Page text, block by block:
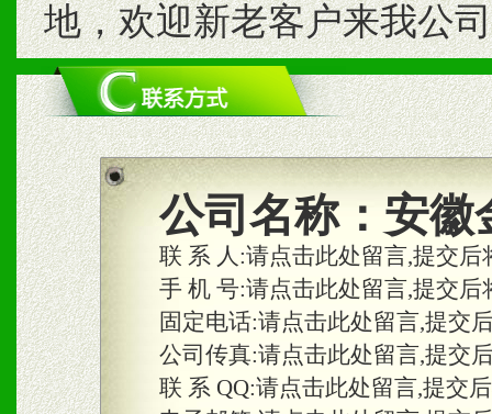
地，欢迎新老客户来我公
公司名称： 安徽
联 系 人:请点击此处留言,提交
手 机 号:请点击此处留言,提交
固定电话:请点击此处留言,提交
公司传真:请点击此处留言,提交
联 系 QQ:请点击此处留言,提交